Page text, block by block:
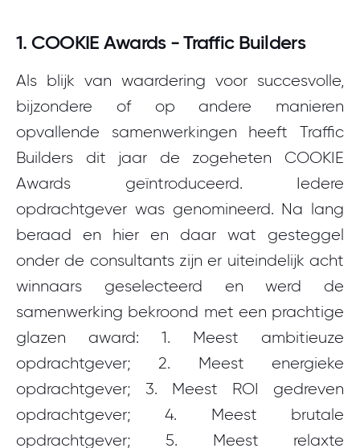
1. COOKIE Awards - Traffic Builders
Als blijk van waardering voor succesvolle,
bijzondere of op andere manieren
opvallende samenwerkingen heeft Traffic
Builders dit jaar de zogeheten COOKIE
Awards geïntroduceerd. Iedere
opdrachtgever was genomineerd. Na lang
beraad en hier en daar wat gesteggel
onder de consultants zijn er uiteindelijk acht
winnaars geselecteerd en werd de
samenwerking bekroond met een prachtige
glazen award: 1. Meest ambitieuze
opdrachtgever; 2. Meest energieke
opdrachtgever; 3. Meest ROI gedreven
opdrachtgever; 4. Meest brutale
opdrachtgever; 5. Meest relaxte